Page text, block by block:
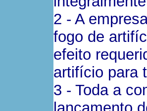
2 - A
fogo de
efeito
artifício para
3 - Toda a